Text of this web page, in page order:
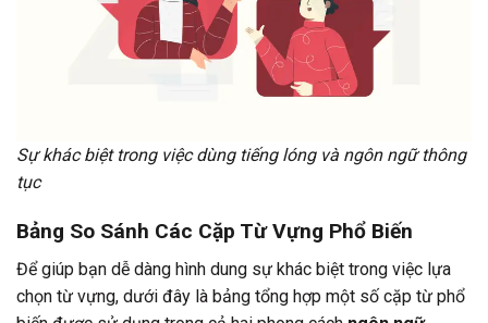
Sự khác biệt trong việc dùng tiếng lóng và ngôn ngữ thông
tục
Bảng So Sánh Các Cặp Từ Vựng Phổ Biến
Để giúp bạn dễ dàng hình dung sự khác biệt trong việc lựa
chọn từ vựng, dưới đây là bảng tổng hợp một số cặp từ phổ